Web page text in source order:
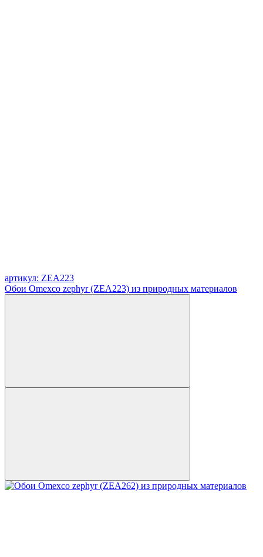
артикул: ZEA223
Обои Omexco zephyr (ZEA223) из природных материалов